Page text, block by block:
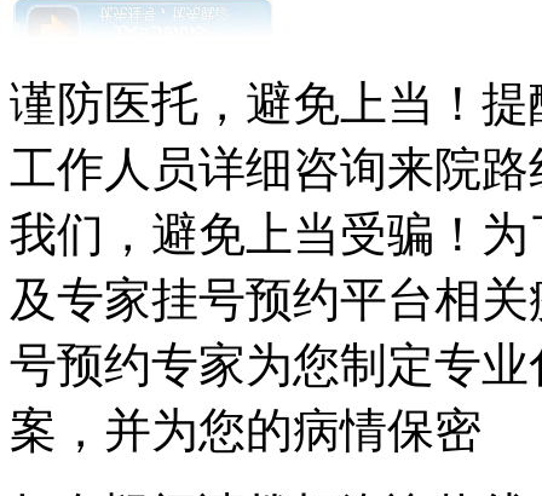
谨防医托，避免上当！
工作人员详细咨询来院
我们，避免上当受骗！
及专家挂号预约平台相
号预约专家为您制定专
案，并为您的病情保密